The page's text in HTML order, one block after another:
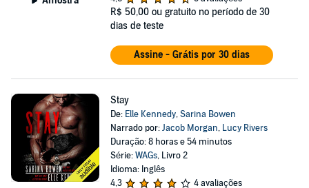
R$ 50,00 ou gratuito no período de 30
dias de teste
Assine - Grátis por 30 dias
Stay
De: Elle Kennedy,Sarina Bowen
Narrado por:Jacob Morgan, Lucy Rivers
Duração: 8 horas e 54 minutos
Série:WAGs, Livro 2
Idioma: Inglês
4,3
4 avaliações